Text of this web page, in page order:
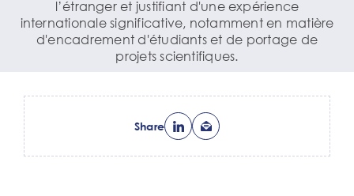
l’étranger et justifiant d'une expérience
internationale significative, notamment en matière
d'encadrement d'étudiants et de portage de
projets scientifiques.
Share